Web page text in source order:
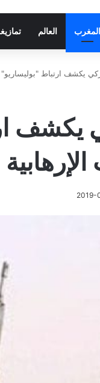
المغرب العالم
يكشف ارتباط "بوليساريو"
يكشف
2019-